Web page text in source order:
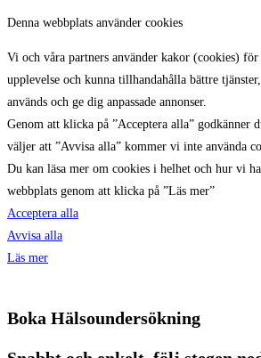
Denna webbplats använder cookies
Vi och våra partners använder kakor (cookies)
upplevelse och kunna tillhandahålla bättre
används och ge dig anpassade annonser.
Genom att klicka på ”Acceptera alla” godkänner
väljer att ”Avvisa alla” kommer vi inte använda
Du kan läsa mer om cookies i helhet och hur vi
webbplats genom att klicka på ”Läs mer”
Acceptera alla
Avvisa alla
Läs mer
Boka Hälsoundersökning